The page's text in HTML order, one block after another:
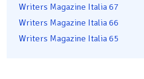
Writers Magazine Italia 67
Writers Magazine Italia 66
Writers Magazine Italia 65